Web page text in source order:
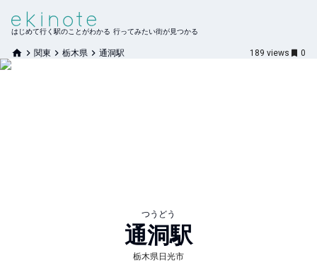
はじめて行く駅のことがわかる 行ってみたい街が見つかる
関東 栃木県 通洞駅 189 views 0
つうどう
通洞駅
栃木県日光市